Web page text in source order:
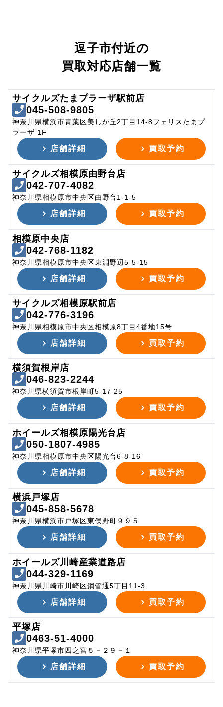
逗子市付近の
買取対応店舗一覧
サイクルズたまプラーザ駅前店
045-508-9805
神奈川県横浜市青葉区美しが丘2丁目14-8フェリスたまプ
ラーザ 1F
店舗詳細 買取予約
サイクルズ相模原由野台店
042-707-4082
神奈川県相模原市中央区由野台1-1-5
店舗詳細 買取予約
相模原中央店
042-768-1182
神奈川県相模原市中央区東淵野辺5-5-15
店舗詳細 買取予約
サイクルズ相模原駅前店
042-776-3196
神奈川県相模原市中央区相模原8丁目4番地15号
店舗詳細 買取予約
横須賀根岸店
046-823-2244
神奈川県横須賀市根岸町5-17-25
店舗詳細 買取予約
ホイールズ相模原陽光台店
050-1807-4985
神奈川県相模原市中央区陽光台6-8-16
店舗詳細 買取予約
横浜戸塚店
045-858-5678
神奈川県横浜市戸塚区東俣野町９９５
店舗詳細 買取予約
ホイールズ川崎産業道路店
044-329-1169
神奈川県川崎市川崎区鋼管通5丁目11-3
店舗詳細 買取予約
平塚店
0463-51-4000
神奈川県平塚市四之宮５－２９－１
店舗詳細 買取予約